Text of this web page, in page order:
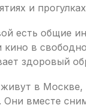
и
есть общие
в
здоровый
в
Они вместе